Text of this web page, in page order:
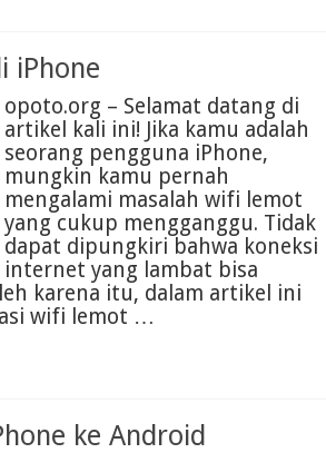
iPhone
opoto.org – Selamat datang di
artikel kali ini! Jika kamu adalah
seorang pengguna iPhone,
mungkin kamu pernah
mengalami masalah wifi lemot
yang cukup mengganggu. Tidak
dapat dipungkiri bahwa koneksi
internet yang lambat bisa
karena itu, dalam artikel ini
wifi lemot …
ke Android